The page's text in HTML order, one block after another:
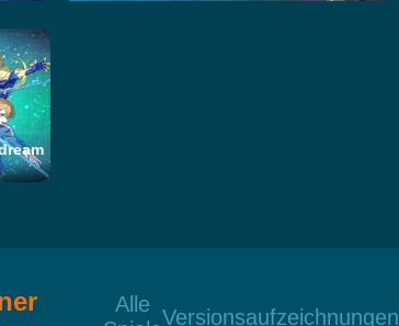
Alle
Versionsaufzeichnungen